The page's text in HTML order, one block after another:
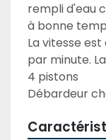
rempli d'eau
à bonne
La vitesse
par minute.
4 pistons
Débardeur